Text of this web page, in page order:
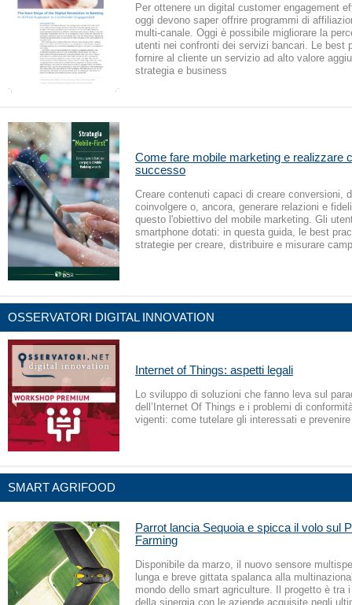
Per ottenere un digital customer engagement
oggi devono saper offrire programmi di
multi-canale. Oggi è possibile migliorare la
utenti nei confronti dei servizi bancari. Le best
fornire al cliente un servizio ad alto valore
strategia e business
Come fare mobile marketing e realizzare
successo
Creare contenuti capaci di creare conversioni,
coinvolgere o, ancora, generare relazioni e
questo l'obiettivo del mobile marketing. Gli
smartphone dotati: in questa guida, le best
strategie per creare, distribuire e misurare
OSSERVATORI DIGITAL INNOVATION
Internet of Things: aspetti legali
Lo sviluppo di soluzioni che fanno leva sul
dell’Internet Of Things e i problemi di
vigenti: come tutelare gli interessati e
SMART AGRIFOOD
Parrot lancia Sequoia e spicca il volo sul
Farming
Disponibile da marzo, il nuovo sensore
lunga e breve gittata spalanca alla
mondo dello smart agriculture. Il progetto è tra
della sinergia con le aziende acquisite negli